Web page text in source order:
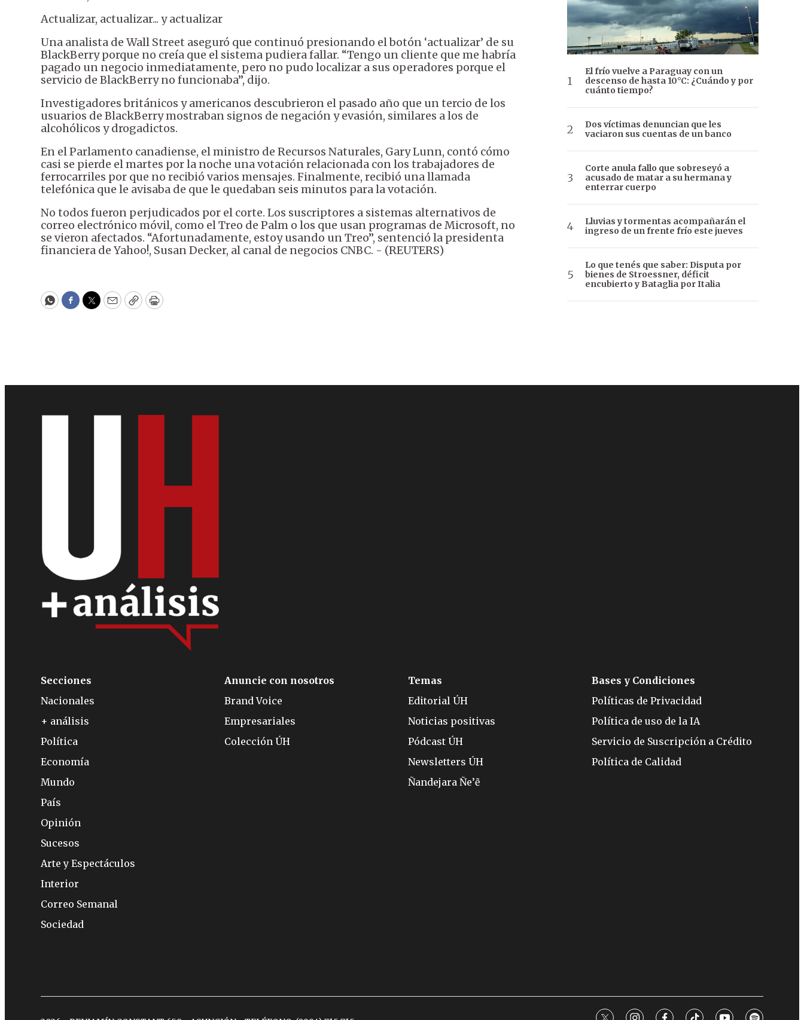
Actualizar, actualizar... y actualizar
Una analista de Wall Street aseguró que continuó presionando el botón ‘actualizar’ de su
BlackBerry porque no creía que el sistema pudiera fallar. “Tengo un cliente que me habría
pagado un negocio inmediatamente, pero no pudo localizar a sus operadores porque el
servicio de BlackBerry no funcionaba”, dijo.
Investigadores británicos y americanos descubrieron el pasado año que un tercio de los
usuarios de BlackBerry mostraban signos de negación y evasión, similares a los de
alcohólicos y drogadictos.
En el Parlamento canadiense, el ministro de Recursos Naturales, Gary Lunn, contó cómo
casi se pierde el martes por la noche una votación relacionada con los trabajadores de
ferrocarriles por que no recibió varios mensajes. Finalmente, recibió una llamada
telefónica que le avisaba de que le quedaban seis minutos para la votación.
No todos fueron perjudicados por el corte. Los suscriptores a sistemas alternativos de
correo electrónico móvil, como el Treo de Palm o los que usan programas de Microsoft, no
se vieron afectados. “Afortunadamente, estoy usando un Treo”, sentenció la presidenta
financiera de Yahoo!, Susan Decker, al canal de negocios CNBC. - (REUTERS)
WhatsApp
Facebook
Twitter
EmailCopyPrint
El frío vuelve a Paraguay con un
descenso de hasta 10°C: ¿Cuándo y por
cuánto tiempo?
Dos víctimas denuncian que les
vaciaron sus cuentas de un banco
Corte anula fallo que sobreseyó a
acusado de matar a su hermana y
enterrar cuerpo
Lluvias y tormentas acompañarán el
ingreso de un frente frío este jueves
Lo que tenés que saber: Disputa por
bienes de Stroessner, déficit
encubierto y Bataglia por Italia
Secciones
Nacionales
+ análisis
Política
Economía
Mundo
País
Opinión
Sucesos
Arte y Espectáculos
Interior
Correo Semanal
Sociedad
Anuncie con nosotros
Brand Voice
Empresariales
Colección ÚH
Temas
Editorial ÚH
Noticias positivas
Pódcast ÚH
Newsletters ÚH
Ñandejara Ñe’ẽ
Bases y Condiciones
Políticas de Privacidad
Política de uso de la IA
Servicio de Suscripción a Crédito
Política de Calidad